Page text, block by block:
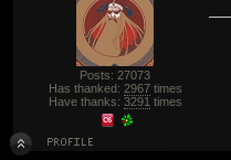
Posts: 27073
Has thanked: 2967times
Have thanks: 3291 times